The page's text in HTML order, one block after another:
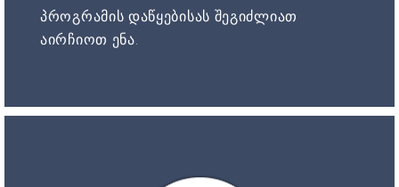
პროგრამის დაწყებისას შეგიძლიათ
აირჩიოთ ენა.